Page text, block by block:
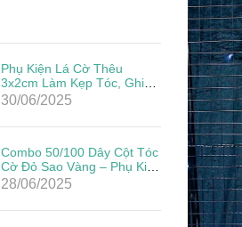
Phụ Kiện Lá Cờ Thêu
3x2cm Làm Kẹp Tóc, Ghim
Cài Đẹp Giá Rẻ Mừng Lễ
30/06/2025
Combo 50/100 Dây Cột Tóc
Cờ Đỏ Sao Vàng – Phụ Kiện
Yêu Nước Cho Mẹ & Bé
28/06/2025